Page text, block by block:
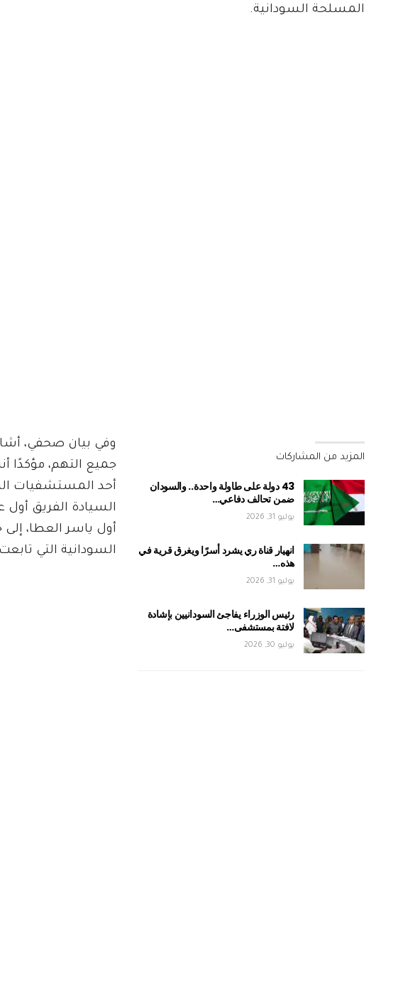
المسلحة السودانية.
المزيد من المشاركات
43 دولة على طاولة واحدة.. والسودان
ضمن تحالف دفاعي…
يوليو 31, 2026
انهيار قناة ري يشرد أسرًا ويغرق قرية في
هذه…
يوليو 31, 2026
رئيس الوزراء يفاجئ السودانيين بإشادة
لافتة بمستشفى…
يوليو 30, 2026
وفي بيان صحفي،
جميع التهم، مؤكدًا
أحد المستشفيات
السيادة الفريق
أول ياسر العطا،
السودانية التي